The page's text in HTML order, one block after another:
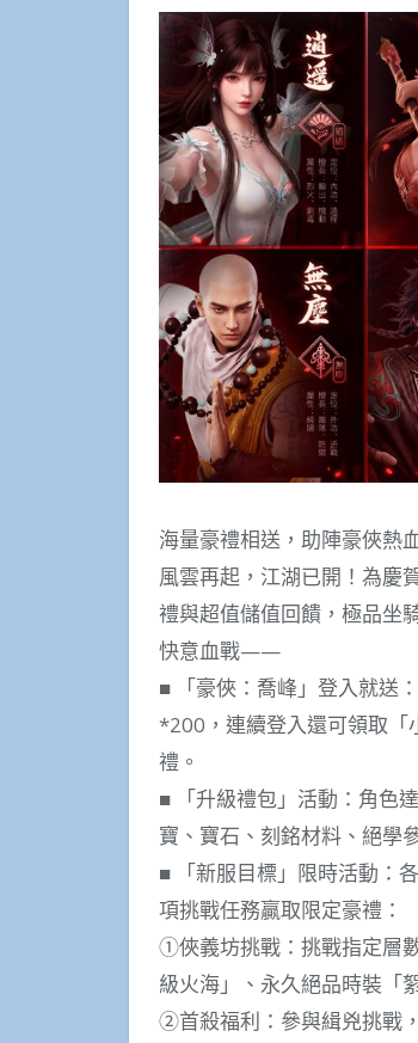
海量豪禮相送，助陣豪俠熱
風雲再起，江湖已開！為慶
禮與超值儲值回饋，極品坐
快意血戰——
■ 「豪俠：喬峰」登入就送
*200，連續登入還可領取「
禮。
■ 「升級禮包」活動：角色
寶、寶石、刻銘材料、絕學
■ 「新服目標」限時活動：
項挑戰任務贏取限定豪禮：
①俠義坊挑戰：挑戰指定層
級火海」、永久絕品時裝「
②首殺福利：參與緝兇挑戰